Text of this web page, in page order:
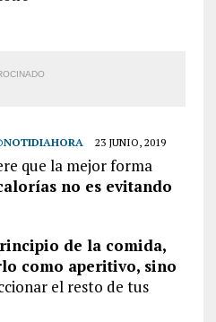
23 JUNIO, 2019
que la mejor forma
no es evitando
de la comida,
como aperitivo, sino
el resto de tus